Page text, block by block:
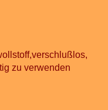
zu verwenden